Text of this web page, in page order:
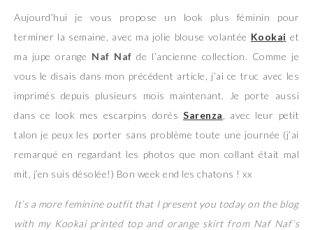
Aujourd’hui je vous propose un look plus féminin pour
terminer la semaine, avec ma jolie blouse volantée Kookai et
ma jupe orange Naf Naf de l’ancienne collection. Comme je
vous le disais dans mon précédent article, j’ai ce truc avec les
imprimés depuis plusieurs mois maintenant. Je porte aussi
dans ce look mes escarpins dorésSarenza , avec leur petit
talon je peux les porter sans problème toute une journée (j’ai
remarqué en regardant les photos que mon collant était mal
mit, j’en suis désolée!) Bon week end les chatons ! xx
It’s a more feminine outfit that I present you today on the blog
with my Kookai printed top and orange skirt from Naf Naf’s